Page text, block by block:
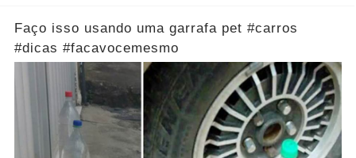
Faço isso usando uma garrafa pet #carros
#dicas #facavocemesmo